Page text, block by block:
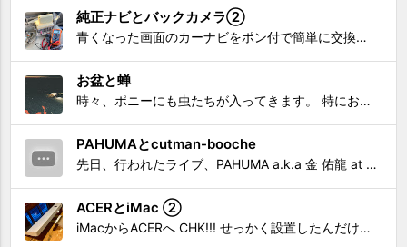
純正ナビとバックカメラ②
青くなった画面のカーナビをポン付で簡単に交換、出来ると思っていたら意外と闇多め!!!なDAY①から続く今回は、DAY②。 テスターで調べてみたのだが、結果的にバックカメラからナビ裏まで来てる、配線を見つけることが出来なかった前回。気付けば闇w。 さてさて、この頃のDVDナビ的なT...
お盆と蝉
時々、ポニーにも虫たちが入ってきます。 特にお盆の頃はどの虫かと気になり探してしまう。 今まではキリギリスやすいっちょん、今思えば今年は蝉だったのかな。
PAHUMAとcutman-booche
先日、行われたライブ、PAHUMA a.k.a 金 佑龍 at PONY'STOYから〜 cutman-booche時代の楽曲「立ち上がれ」を映像化させてもらいました。 茅ヶ崎の名店 FROGGIES〜さんで ウリョンはマンススリー・ライブを行っています！ そのライブでウ...
ACERとiMac ②
iMacからACERへ CHK!!! せっかく設置したんだけど〜 画面が真っ暗じゃしょうがないわな。 元のACERモニターを再度、設置🔥 画面のチラツキ、乱れなど不具合、多めですが 見れないより良い。 iMacへ繋いだ時、疑問があった。 せっかくの解像度を生かしてないこと。 2...